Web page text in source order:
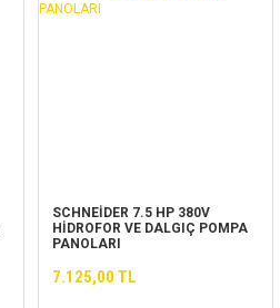
SCHNEİDER 7.5 HP 380V
HİDROFOR VE DALGIÇ POMPA
PANOLARI
7.125,00 TL